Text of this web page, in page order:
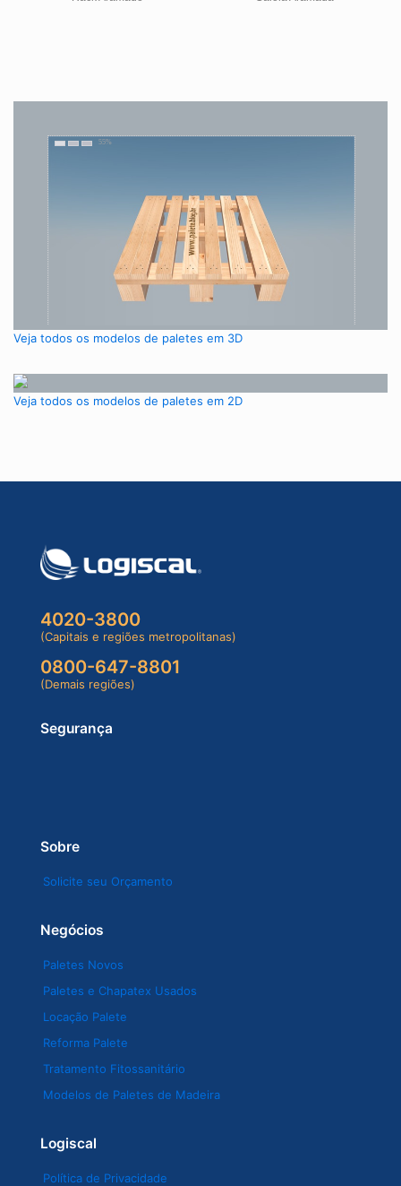
Veja todos os modelos de paletes em 3D
Veja todos os modelos de paletes em 2D
4020-3800
(Capitais e regiões metropolitanas)
0800-647-8801
(Demais regiões)
Segurança
Sobre
Solicite seu Orçamento
Negócios
Paletes Novos
Paletes e Chapatex Usados
Locação Palete
Reforma Palete
Tratamento Fitossanitário
Modelos de Paletes de Madeira
Logiscal
Política de Privacidade